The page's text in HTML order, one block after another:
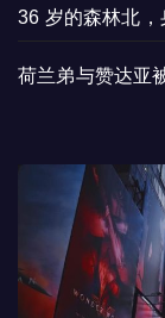
36 岁的森林北，
荷兰弟与赞达亚